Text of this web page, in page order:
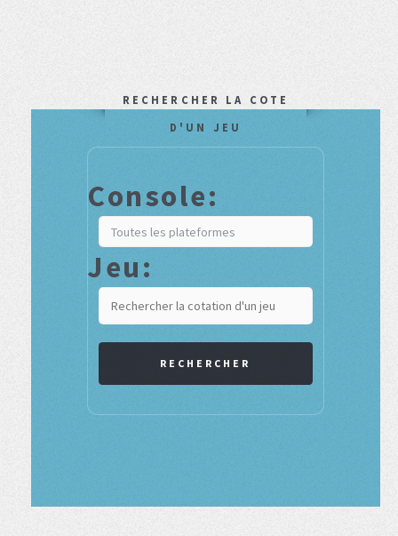
RECHERCHER LA COTE
D'UN JEU
Console:
Jeu:
RECHERCHER